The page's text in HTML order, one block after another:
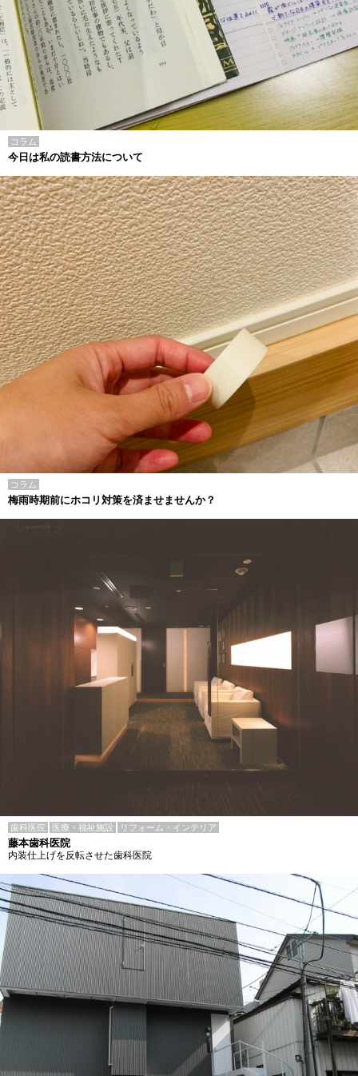
コラム
今日は私の読書方法について
コラム
梅雨時期前にホコリ対策を済ませませんか？
歯科医院 医療・福祉施設 リフォーム・インテリア
藤本歯科医院
内装仕上げを反転させた歯科医院